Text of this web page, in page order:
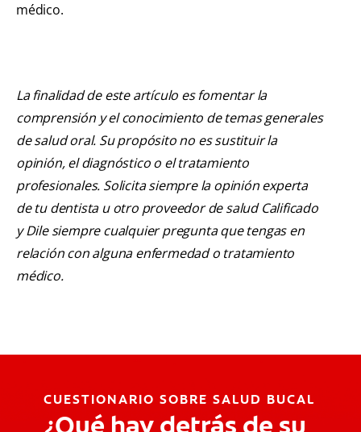
médico.
La finalidad de este artículo es fomentar la
comprensión y el conocimiento de temas generales
de salud oral. Su propósito no es sustituir la
opinión, el diagnóstico o el tratamiento
profesionales. Solicita siempre la opinión experta
de tu dentista u otro proveedor de salud Calificado
y Dile siempre cualquier pregunta que tengas en
relación con alguna enfermedad o tratamiento
médico.
CUESTIONARIO SOBRE SALUD BUCAL